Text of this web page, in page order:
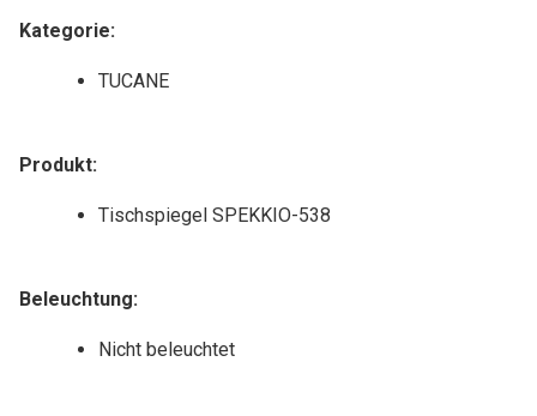
Kategorie:
TUCANE
Produkt:
Tischspiegel SPEKKIO-538
Beleuchtung:
Nicht beleuchtet